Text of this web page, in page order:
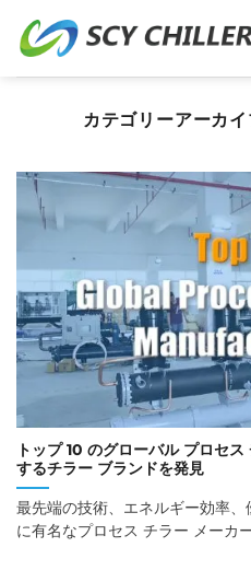
カテゴリーアーカ
トップ 10 のグローバル プロセ
するチラー ブランドを発見
最先端の技術、エネルギー効率
に有名なプロセス チラー メーカ